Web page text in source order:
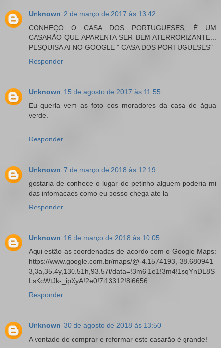
Unknown 2 de março de 2017 às 13:42
CONHEÇO O CASA DOS PORTUGUESES, É UM
CASARÃO QUE APARENTA SER BEM ATERRORIZANTE...
PESQUISA AI NO GOOGLE " CASA DOS PORTUGUESES"
Responder
Unknown 15 de agosto de 2017 às 11:55
Eu queria vem as foto dos moradores da casa de água
verde.
Responder
Unknown 7 de março de 2018 às 12:19
gostaria de conhece o lugar de petinho alguem poderia mi
das infomacaes como eu posso chega ate la
Responder
Unknown 16 de março de 2018 às 10:05
Aqui estão as coordenadas de acordo com o Google Maps:
https://www.google.com.br/maps/@-4.1574193,-38.680941
3,3a,35.4y,130.51h,93.57t/data=!3m6!1e1!3m4!1sqYnDL8S
LsKcWtJk-_ipXyA!2e0!7i13312!8i6656
Responder
Unknown 30 de agosto de 2018 às 13:50
A vontade de comprar e reformar este casarão é grande!